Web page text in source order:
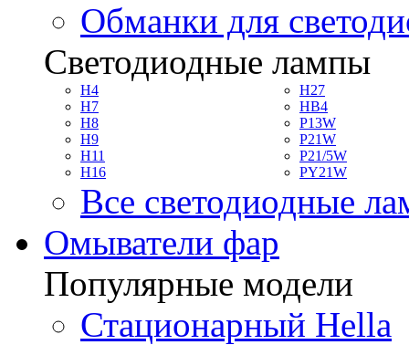
Обманки для
Светодиодные лампы
H4
H7
H8
H9
H11
H16
H27
HB4
P13W
P21W
P21/5W
PY21W
Все светодиодные
Омыватели фар
Популярные модели
Стационарный Hella